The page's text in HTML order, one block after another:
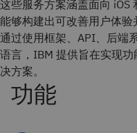
这些服务方案涵盖面向 iOS
能够构建出可改善用户体验
通过使用框架、API、后端
语言，IBM 提供旨在实现
决方案。